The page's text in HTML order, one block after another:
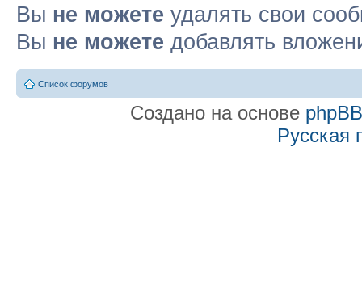
Вы не можете удалять свои
Вы не можете добавлять
Список форумов
Создано на основе phpBB
Русская